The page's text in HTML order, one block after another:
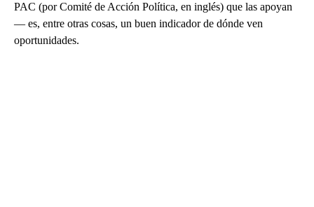
PAC (por Comité de Acción Política, en inglés) que las apoyan
— es, entre otras cosas, un buen indicador de dónde ven
oportunidades.